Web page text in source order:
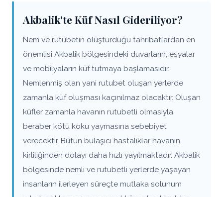
Akbalik'te Küf Nasıl Gideriliyor?
Nem ve rutubetin oluşturduğu tahribatlardan en
önemlisi Akbalik bölgesindeki duvarların, eşyalar
ve mobilyaların küf tutmaya başlamasıdır.
Nemlenmiş olan yani rutubet oluşan yerlerde
zamanla küf oluşması kaçınılmaz olacaktır. Oluşan
küfler zamanla havanın rutubetli olmasıyla
beraber kötü koku yaymasına sebebiyet
verecektir. Bütün bulaşıcı hastalıklar havanın
kirliliğinden dolayı daha hızlı yayılmaktadır. Akbalik
bölgesinde nemli ve rutubetli yerlerde yaşayan
insanların ilerleyen süreçte mutlaka solunum